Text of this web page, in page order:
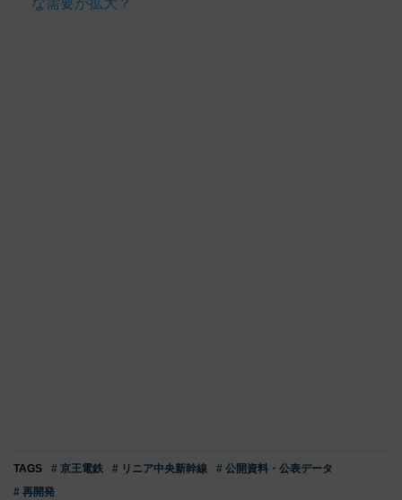
な需要が拡大？
TAGS # 京王電鉄 # リニア中央新幹線
# 公開資料・公表データ
# 再開発